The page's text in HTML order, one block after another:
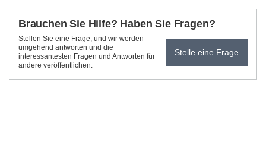
Brauchen Sie Hilfe? Haben Sie Fragen?
Stellen Sie eine Frage, und wir werden
umgehend antworten und die
interessantesten Fragen und Antworten für
andere veröffentlichen.
Stelle eine Frage